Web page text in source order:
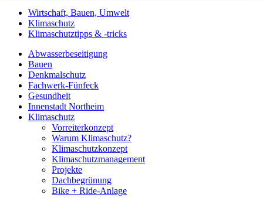
Wirtschaft, Bauen, Umwelt
Klimaschutz
Klimaschutztipps & -tricks
Abwasserbeseitigung
Bauen
Denkmalschutz
Fachwerk-Fünfeck
Gesundheit
Innenstadt Northeim
Klimaschutz
Vorreiterkonzept
Warum Klimaschutz?
Klimaschutzkonzept
Klimaschutzmanagement
Projekte
Dachbegrünung
Bike + Ride-Anlage